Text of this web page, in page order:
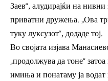
Заев“, алудирајќи на
приватни дружења. „Ова
туку луксузот“, додаде тој.
Во својата изјава
„продолжува да тоне“
имиња и понатаму ја водат